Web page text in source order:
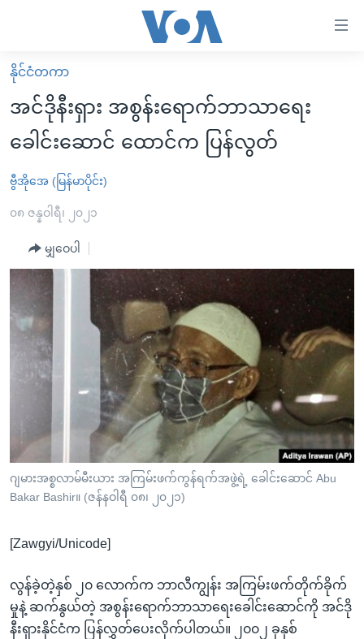
လွယ်ကူ
စေ
သည့်
များ
ပင်မ
ကျော်
ကြည့်
ကျော်
ကြည့်
ရန်
ရန်
သို့
ကျော်
ရန်
မူလစာမျက်နှာ
မြန်မာ
ကမ္ဘာ့သတင်းများ
နိုင်ငံတကာ
အမေရိကန်
အစ္စရေး-ပါလက်စတိုင်း
ဗွီဒီယို
သတင်းလွတ်လပ်ခွင့်
အင်္ဂလိပ်စာလေ့လာမယ်
အမေရိကန်သုံးအီဒီယံ
မကြေးမုံရဲ့ အင်္ဂလိပ်စာ
ရုပ်ရှင်ထဲက အင်္ဂလိပ်စာ
သုတပဒေသာ အင်္ဂလိပ်စာ
အပတ်စဉ်ကဏ္ဍများ
ရေဒီယို
တီဗွီ
ရေဒီယိုနှင့်ရုပ်သံ အချက်အလက်များ
ရေဒီယို/တီဗွီအစီအစဉ်
Learning English
ဗွီအိုအေ လူမှုကွန်ယက်များ
နိုင်ငံတကာ
အင်ဒိုနီးရှား အစွန်းရောက်ဘာသာရေး
ခေါင်းဆောင် ထောင်က ပြန်လွတ်
ဗွီအိုအေ (မြန်မာပိုင်း)
၀၈ ဇန္နဝါရီ၊ ၂၀၂၁
မျှဝေပါ
ဂျမားအစ္စလာမ်မီးယား အကြမ်းဖက်ကွန်ရက်အဖွဲ့ရဲ့ ခေါင်းဆောင် Abu
Bakar Bashir။ (ဇန်နဝါရီ ၀၈၊ ၂၀၂၁)
[Zawgyi/Unicode]
လွန်ခဲ့တဲ့နှစ် ၂၀ လောက်က ဘာလီကျွန်း အကြမ်းဖက်တိုက်ခိုက်
မှုနဲ့ ဆက်နွယ်တဲ့ အစွန်းရောက်ဘာသာရေးခေါင်းဆောင်ကို အင်ဒို
နီးရှားနိုင်ငံက ပြန်လွှတ်ပေးလိုက်ပါတယ်။ ၂၀၀၂ ခုနှစ်